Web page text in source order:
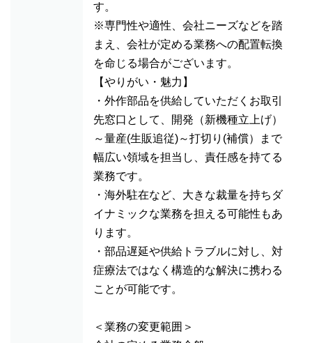
す。
※専門性や適性、会社ニーズなどを踏
まえ、会社が定める業務への配置転換
を命じる場合がございます。
【やりがい・魅力】
・外作部品を供給していただくお取引
先窓口として、開発（新機種立上げ）
～量産(生販追従)～打切り(補償）まで
幅広い領域を担当し、責任感を持てる
業務です。
・海外駐在など、大きな裁量を持ちダ
イナミックな業務を担える可能性もあ
ります。
・部品遅延や供給トラブルに対し、対
症療法ではなく構造的な解決に携わる
ことが可能です。
＜業務の変更範囲＞